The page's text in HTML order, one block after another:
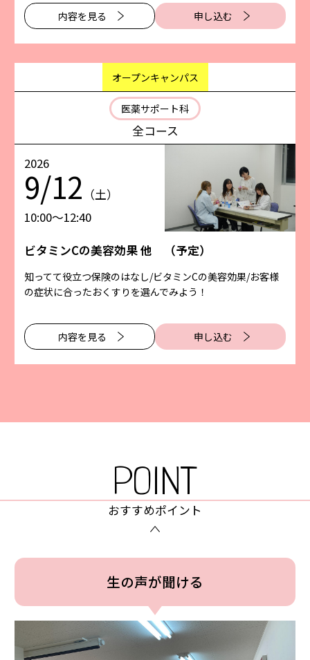
内容を⾒る 申し込む
オープンキャンパス
医薬サポート科
全コース
2026
9/12 （土）
10:00〜12:40
ビタミンCの美容効果 他 （予定）
知ってて役立つ保険のはなし/ビタミンCの美容効果/お客様
の症状に合ったおくすりを選んでみよう！
内容を⾒る 申し込む
POINT
おすすめポイント
⽣の声が聞ける